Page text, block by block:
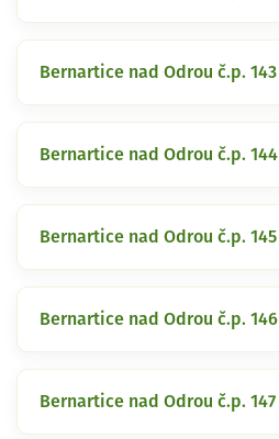
Bernartice nad Odrou č.p. 143
Bernartice nad Odrou č.p. 144
Bernartice nad Odrou č.p. 145
Bernartice nad Odrou č.p. 146
Bernartice nad Odrou č.p. 147